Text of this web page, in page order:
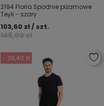
2194 Floria Spodnie piżamowe
Teyli - szary
148,00 zł
103,60 zł / szt.
- 38,40 zł